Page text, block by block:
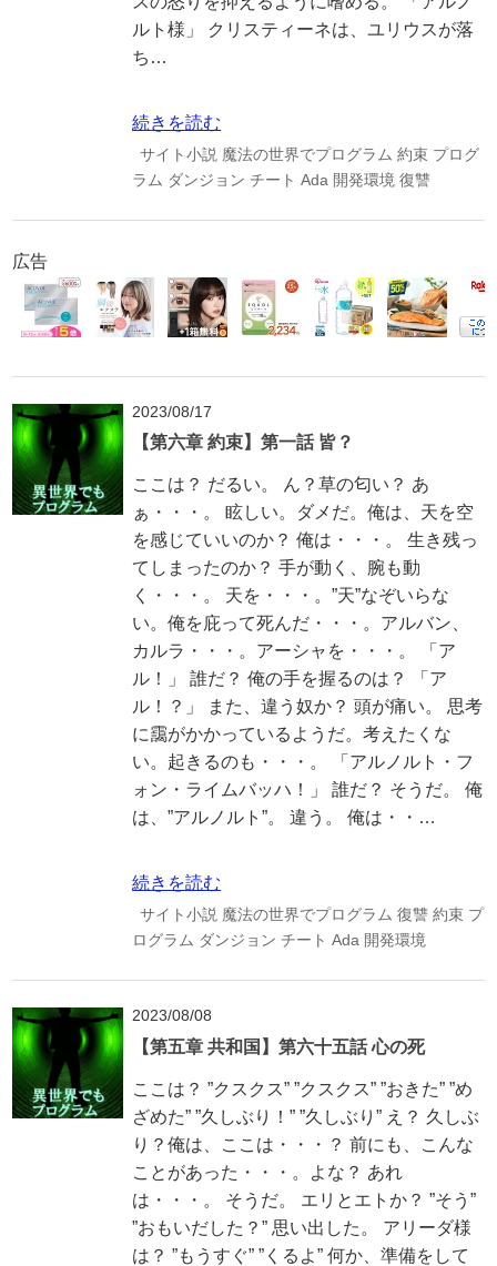
ルト様」 クリスティーネは、ユリウスが落
ち…
続きを読む
サイト小説 魔法の世界でプログラム 約束 プログ
ラム ダンジョン チート Ada 開発環境 復讐
広告
2023/08/17
【第六章 約束】第一話 皆？
ここは？ だるい。 ん？草の匂い？ あ
ぁ・・・。 眩しい。ダメだ。俺は、天を空
を感じていいのか？ 俺は・・・。 生き残っ
てしまったのか？ 手が動く、腕も動
く・・・。 天を・・・。”天”なぞいらな
い。俺を庇って死んだ・・・。アルバン、
カルラ・・・。アーシャを・・・。 「ア
ル！」 誰だ？ 俺の手を握るのは？ 「ア
ル！？」 また、違う奴か？ 頭が痛い。 思考
に靄がかかっているようだ。考えたくな
い。起きるのも・・・。 「アルノルト・フ
ォン・ライムバッハ！」 誰だ？ そうだ。 俺
は、”アルノルト”。 違う。 俺は・・…
続きを読む
サイト小説 魔法の世界でプログラム 復讐 約束 プ
ログラム ダンジョン チート Ada 開発環境
2023/08/08
【第五章 共和国】第六十五話 心の死
ここは？ ”クスクス” ”クスクス” ”おきた” ”め
ざめた” ”久しぶり！” ”久しぶり” え？ 久しぶ
り？俺は、ここは・・・？ 前にも、こんな
ことがあった・・・。よな？ あれ
は・・・。 そうだ。 エリとエトか？ ”そう”
”おもいだした？” 思い出した。 アリーダ様
は？ ”もうすぐ” ”くるよ” 何か、準備をして